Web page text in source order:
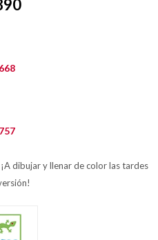
668
757
dibujar y llenar de color las tardes